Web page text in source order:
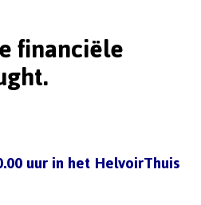
financiële
uur in het HelvoirThuis